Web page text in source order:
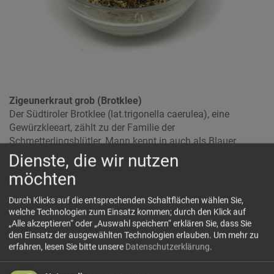
Zigeunerkraut grob (Brotklee)
Der Südtiroler Brotklee (lat.trigonella caerulea), eine
Gewürzkleeart, zählt zu der Familie der
Schmetterlingsblütler. Mann kennt in auch als Blauer
Steinklee, Schabzigerklee oder im Pustertal und Eisacktal
eben als Zigeunerkraut.
Auf den kalk- und humusreichen Böden des
Hochpustertales (auf ca. 1.200 m ü. M.) fand dieses
Gewürz ideale Bedingungen. Anbaugebiete findet man
heutzutage auch im Vinschgau und in anderen
höhergelegenen Teilen Südtirols. Ein langsames Wachsen
der Pflanze, welches durch das raue Hochgebirgsklima
Dienste, die wir nutzen
möchten
Durch Klicks auf die entsprechenden Schaltflächen wählen Sie,
welche Technologien zum Einsatz kommen; durch den Klick auf
„Alle akzeptieren“ oder „Auswahl speichern“ erklären Sie, dass Sie
den Einsatz der ausgewählten Technologien erlauben. Um mehr zu
erfahren, lesen Sie bitte unsere Datenschutzerklärung.